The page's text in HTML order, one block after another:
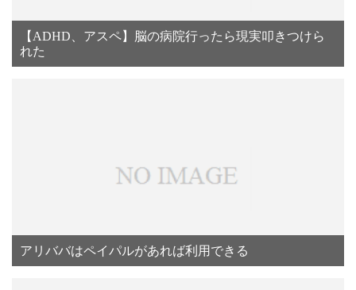
【ADHD、アスペ】脳の病院行ったら現実叩きつけら
れた
アリババはペイパルがあれば利用できる